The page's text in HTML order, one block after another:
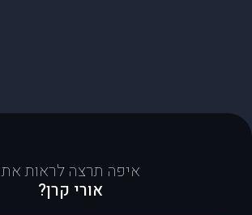
איפה תרצה לראות את
אורי קרן?